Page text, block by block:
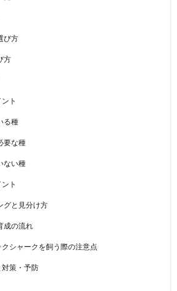
び方
方
ト
る種
要な種
ない種
ト
グと見分け方
成の流れ
シャークを飼う際の注意点
策・予防